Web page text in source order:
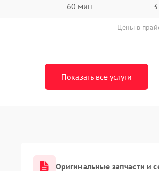
60 мин
Цены в
Показать все услуги
Оригинальные запчасти и